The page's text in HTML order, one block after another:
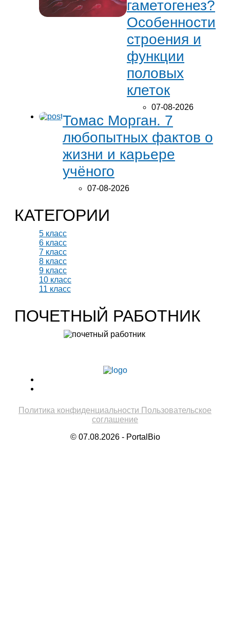
гаметогенез?
Особенности
строения и
функции
половых
клеток
07-08-2026
Томас Морган. 7
любопытных фактов о
жизни и карьере
учёного
07-08-2026
КАТЕГОРИИ
5 класс
6 класс
7 класс
8 класс
9 класс
10 класс
11 класс
ПОЧЕТНЫЙ РАБОТНИК
Политика конфиденциальности Пользовательское
соглашение
© 07.08.2026 - PortalBio